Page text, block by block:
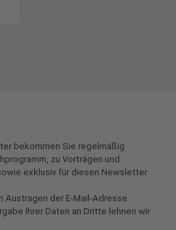
bekommen Sie regelmäßig
zu Vorträgen und
exklusiv für diesen Newsletter
Austragen der E-Mail-Adresse
Ihrer Daten an Dritte lehnen wir